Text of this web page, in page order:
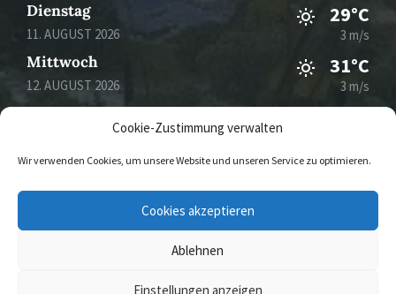
Cookie-Zustimmung verwalten
Wir verwenden Cookies, um unsere Website und unseren Service zu optimieren.
Cookies akzeptieren
Ablehnen
Einstellungen anzeigen
Dienstag
11. AUGUST 2026
29°C
3 m/s
Mittwoch
12. AUGUST 2026
31°C
3 m/s
Donnerstag
13. AUGUST 2026